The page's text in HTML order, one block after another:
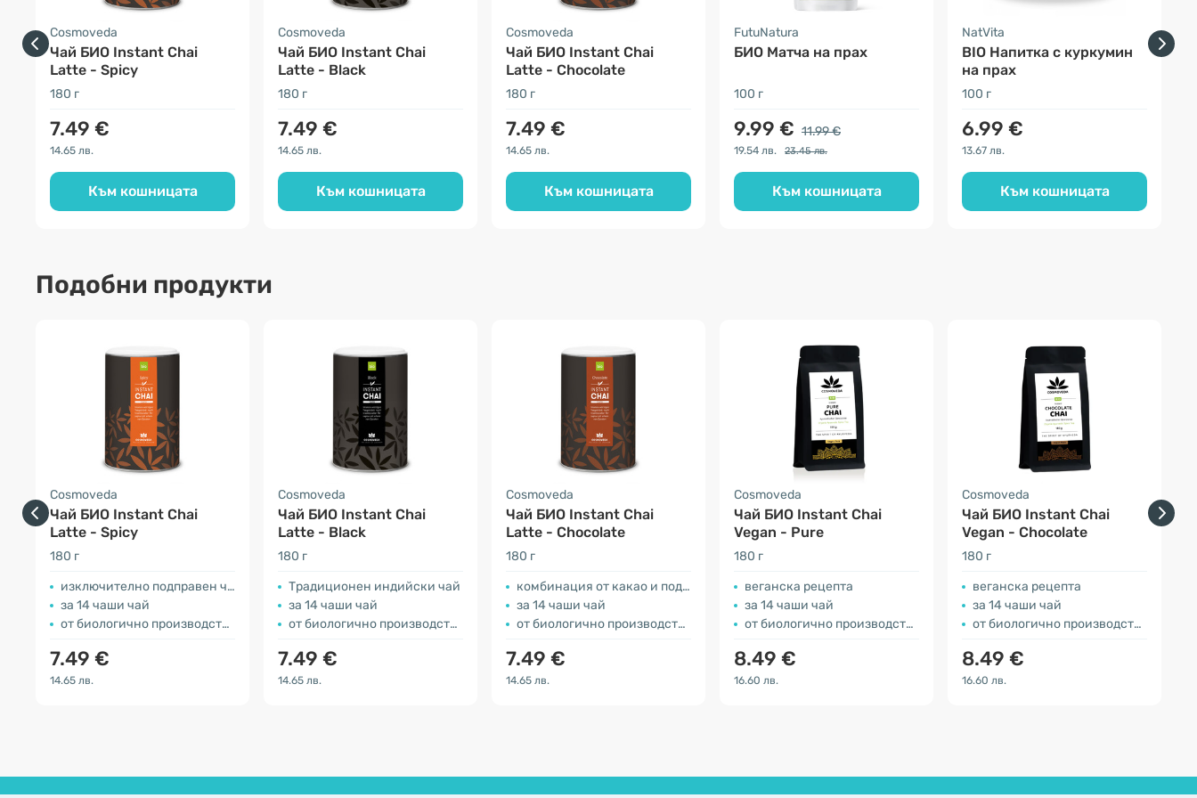
Cosmoveda
Чай БИО Instant Chai
Latte - Spicy
180 г
7.49 €
14.65 лв.
Към кошницата
Cosmoveda
Чай БИО Instant Chai
Latte - Black
180 г
7.49 €
14.65 лв.
Към кошницата
Cosmoveda
Чай БИО Instant Chai
Latte - Chocolate
180 г
7.49 €
14.65 лв.
Към кошницата
FutuNatura
БИО Матча на прах
100 г
9.99 € 11.99 €
19.54 лв. 23.45 лв.
Към кошницата
NatVita
BIO Напитка с куркумин
на прах
100 г
6.99 €
13.67 лв.
Към кошницата
Подобни продукти
Cosmoveda
Чай БИО Instant Chai
Latte - Spicy
180 г
изключително подправен чай
за 14 чаши чай
от биологично производство
7.49 €
14.65 лв.
Cosmoveda
Чай БИО Instant Chai
Latte - Black
180 г
Традиционен индийски чай
за 14 чаши чай
от биологично производство
7.49 €
14.65 лв.
Cosmoveda
Чай БИО Instant Chai
Latte - Chocolate
180 г
комбинация от какао и подправки
за 14 чаши чай
от биологично производство
7.49 €
14.65 лв.
Cosmoveda
Чай БИО Instant Chai
Vegan - Pure
180 г
веганска рецепта
за 14 чаши чай
от биологично производство
8.49 €
16.60 лв.
Cosmoveda
Чай БИО Instant Chai
Vegan - Chocolate
180 г
веганска рецепта
за 14 чаши чай
от биологично производство
8.49 €
16.60 лв.